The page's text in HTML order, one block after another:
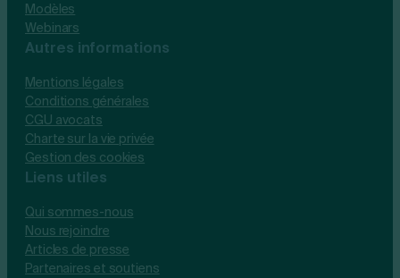
Modèles
Webinars
Autres informations
Mentions légales
Conditions générales
CGU avocats
Charte sur la vie privée
Gestion des cookies
Liens utiles
Qui sommes-nous
Nous rejoindre
Articles de presse
Partenaires et soutiens